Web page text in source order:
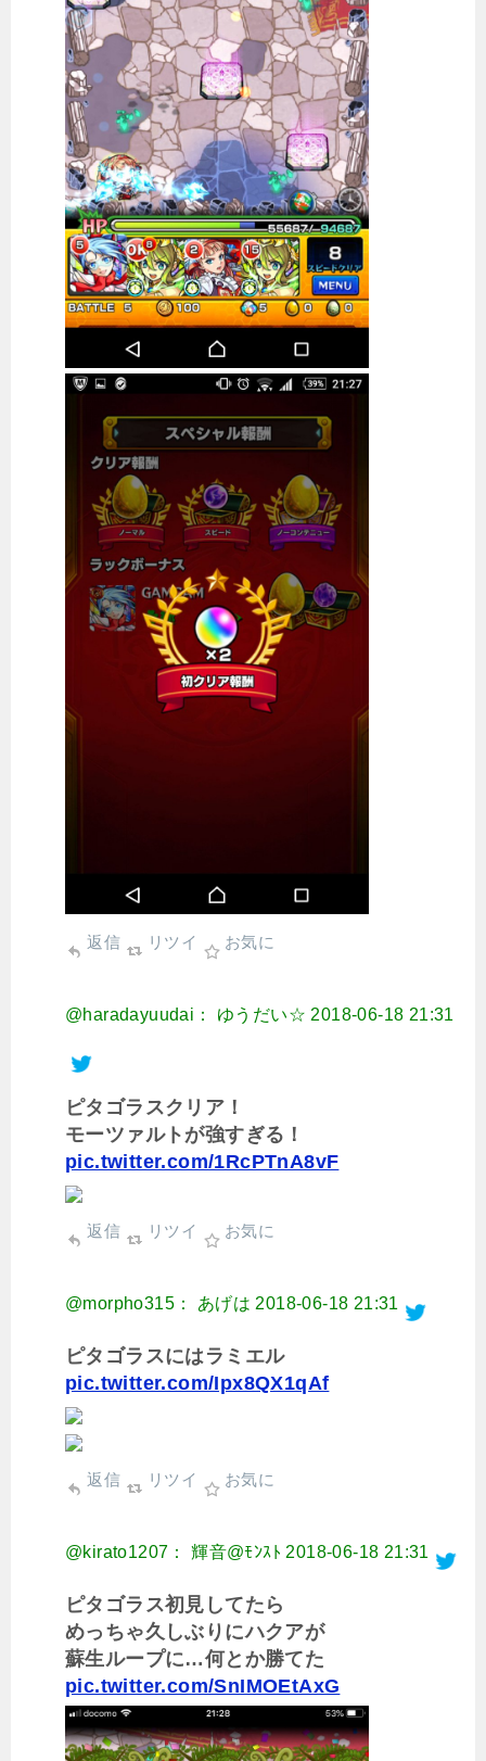
返信 リツイ お気に
@haradayuudai： ゆうだい☆ 2018-06-18 21:31
ピタゴラスクリア！
モーツァルトが強すぎる！
pic.twitter.com/1RcPTnA8vF
返信 リツイ お気に
@morpho315： あげは 2018-06-18 21:31
ピタゴラスにはラミエル
pic.twitter.com/Ipx8QX1qAf
返信 リツイ お気に
@kirato1207： 輝音@ﾓﾝｽﾄ 2018-06-18 21:31
ピタゴラス初見してたら
めっちゃ久しぶりにハクアが
蘇生ループに…何とか勝てた
pic.twitter.com/SnIMOEtAxG